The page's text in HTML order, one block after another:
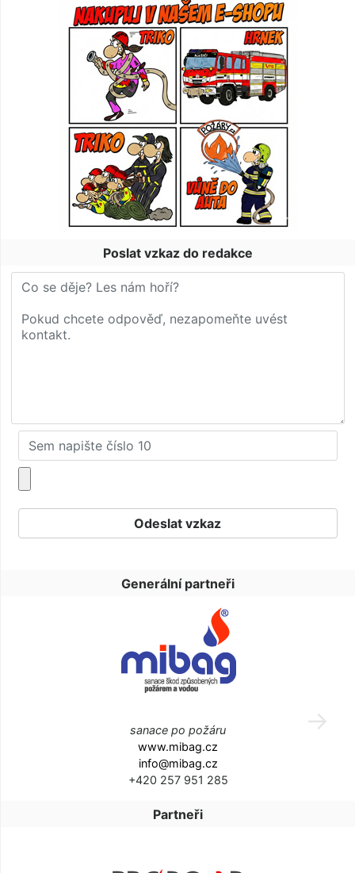
Poslat vzkaz do redakce
Generální partneři
sanace po požáru
www.mibag.cz
info@mibag.cz
+420 257 951 285
Partneři